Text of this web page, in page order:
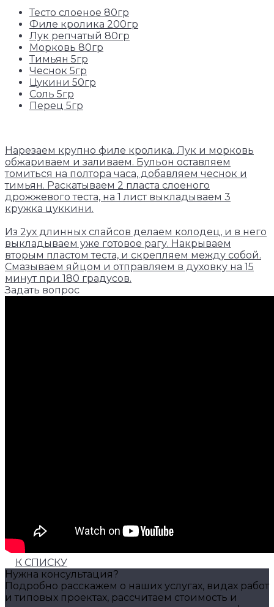
Тесто слоеное 80гр
Филе кролика 200гр
Лук репчатый 80гр
Морковь 80гр
Тимьян 5гр
Чеснок 5гр
Цукини 50гр
Соль 5гр
Перец 5гр
Нарезаем крупно филе кролика. Лук и морковь
обжариваем и заливаем. Бульон оставляем
томиться на полтора часа, добавляем чеснок и
тимьян. Раскатываем 2 пласта слоеного
дрожжевого теста, на 1 лист выкладываем 3
кружка цуккини.
Из 2ух длинных слайсов делаем колодец, и в него
выкладываем уже готовое рагу. Накрываем
вторым пластом теста, и скрепляем между собой.
Смазываем яйцом и отправляем в духовку на 15
минут при 180 градусов.
Задать вопрос
К СПИСКУ
Нужна консультация?
Подробно расскажем о наших услугах, видах работ
и типовых проектах, рассчитаем стоимость и